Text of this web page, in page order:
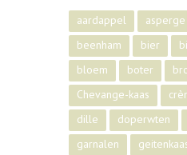
aardappel asperge
beenham
bier
bloem
boter
Chevange-kaas
dille
doperwten
garnalen